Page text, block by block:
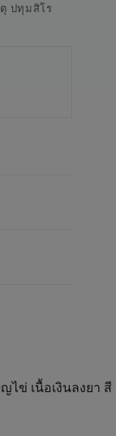
ปทุมสิโร
ไข่ เนื้อเงินลงยา สี